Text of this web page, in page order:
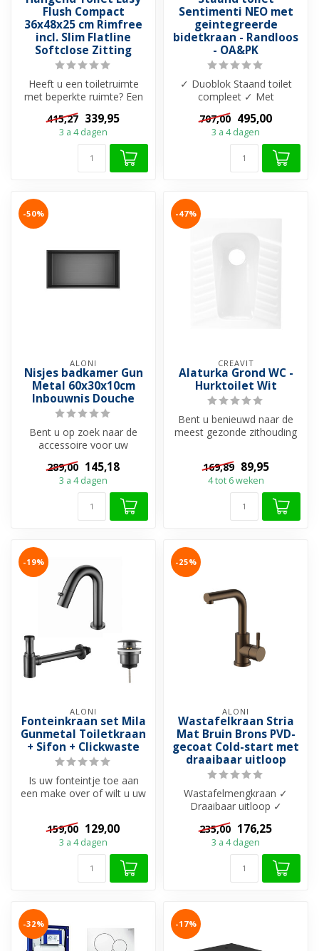
Flush Compact
36x48x25 cm Rimfree
incl. Slim Flatline
Softclose Zitting
Heeft u een toiletruimte
met beperkte ruimte? Een
wat ...
415,27 339,95
3 a 4 dagen
Sentimenti NEO met
geintegreerde
bidetkraan - Randloos
- OA&PK
✓ Duoblok Staand toilet
compleet ✓ Met
(Koud) ✓ Randloo...
707,00 495,00
3 a 4 dagen
-50%
ALONI
Nisjes badkamer Gun
Metal 60x30x10cm
Inbouwnis Douche
Bent u op zoek naar de
accessoire voor uw
badkamer of douche. Met
deze inbouw ba...
289,00 145,18
3 a 4 dagen
-47%
CREAVIT
Alaturka Grond WC -
Hurktoilet Wit
Bent u benieuwd naar de
meest gezonde zithouding
he...
169,89 89,95
4 tot 6 weken
-19%
ALONI
Fonteinkraan set Mila
Gunmetal Toiletkraan
+ Sifon + Clickwaste
Is uw fonteintje toe aan
een make over of wilt u uw
159,00 129,00
3 a 4 dagen
-25%
ALONI
Wastafelkraan Stria
Mat Bruin Brons PVD-
gecoat Cold-start met
draaibaar uitloop
Wastafelmengkraan ✓
Draaibaar uitloop ✓
Messing materiaal ✓
Cartouche keramisch ...
235,00 176,25
3 a 4 dagen
-32% -17%